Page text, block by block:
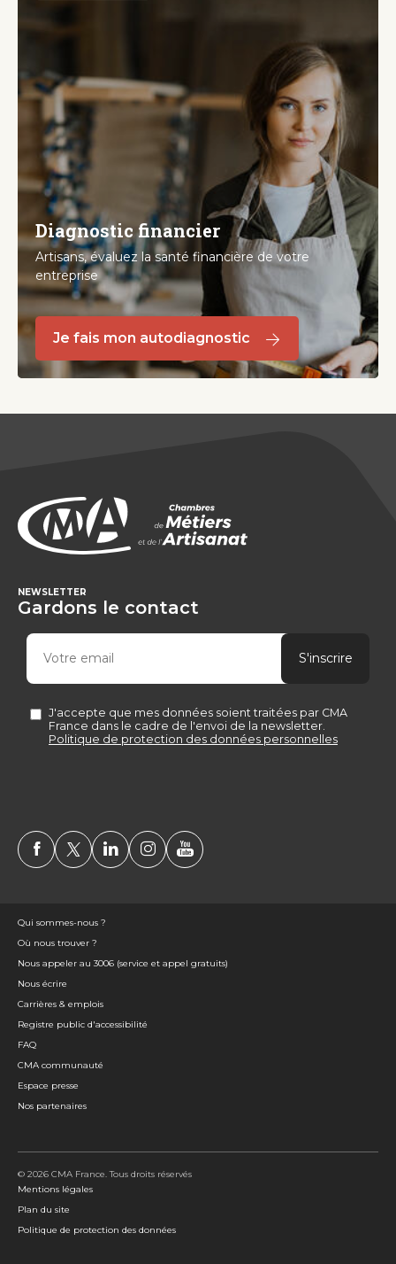
Diagnostic financier
Artisans, évaluez la santé financière de votre
entreprise
Je fais mon autodiagnostic
NEWSLETTER
Gardons le contact
Qui sommes-nous ?
Où nous trouver ?
Nous appeler au 3006 (service et appel gratuits)
Nous écrire
Carrières & emplois
Registre public d'accessibilité
FAQ
CMA communauté
Espace presse
Nos partenaires
© 2026 CMA France. Tous droits réservés
Mentions légales
Plan du site
Politique de protection des données